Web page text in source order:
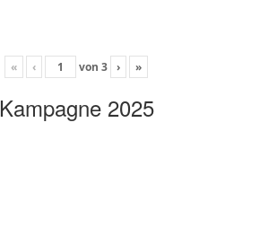
« ‹ von 3 › »
Kampagne 2025